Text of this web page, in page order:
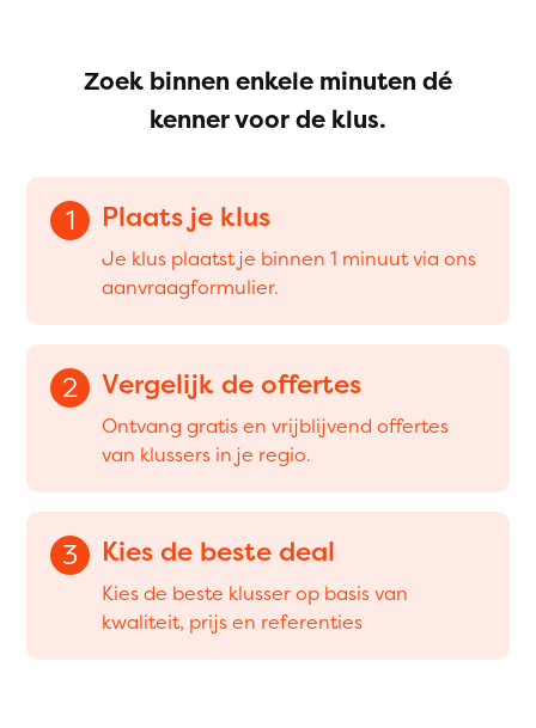
Zoek binnen enkele minuten dé
kenner voor de klus.
1 Plaats je klus
Je klus plaatst je binnen 1 minuut via ons
aanvraagformulier.
2 Vergelijk de offertes
Ontvang gratis en vrijblijvend offertes
van klussers in je regio.
3 Kies de beste deal
Kies de beste klusser op basis van
kwaliteit, prijs en referenties